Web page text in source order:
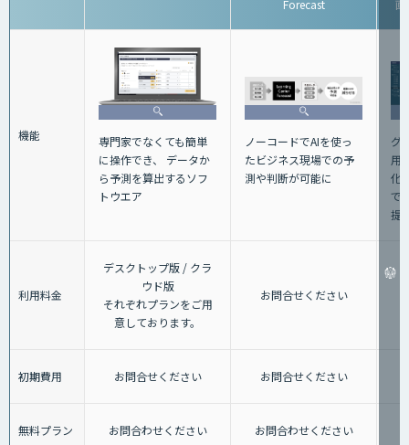
Forecast 画
機能
専門家でなくても簡単
に操作でき、 データか
ら予測を算出するソフ
トウエア
ノーコードでAIを使っ
たビジネス現場での予
測や判断が可能に
グ
用
化
で"
提
利用料金
デスクトップ版 / クラ
ウド版
それぞれプランをご用
意しております。
お問合せください
初期費用 お問合せください お問合せください
無料プラン お問合わせください お問合わせください